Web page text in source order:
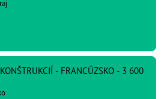
- FRANCÚZSKO - 3 600